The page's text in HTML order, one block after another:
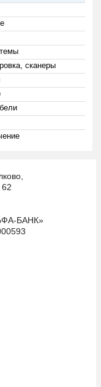
сканеры
БАНК»